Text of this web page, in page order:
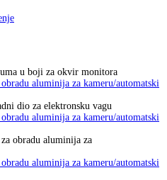
aluminija za kameru/automatski
aluminija za kameru/automatski
aluminija za kameru/automatski